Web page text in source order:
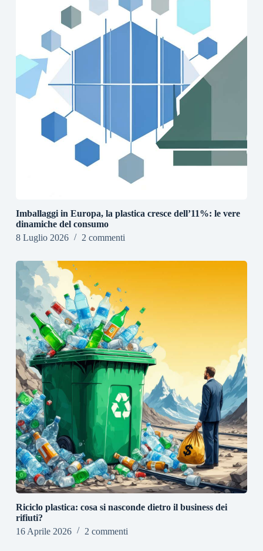
Imballaggi in Europa, la plastica cresce dell’11%: le vere
dinamiche del consumo
8 Luglio 2026
2 commenti
Riciclo plastica: cosa si nasconde dietro il business dei
rifiuti?
16 Aprile 2026
2 commenti